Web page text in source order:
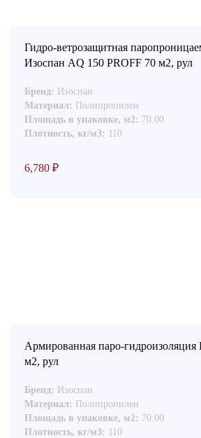
Гидро-ветрозащитная
Изоспан AQ 150 PROFF 70 м2, рул
Бренд: Изоспан
Материал: Полипропилен
Площадь в упаковке, м2: 70.00
Плотность, кг/м3: 110
6,780 ₽
Армированная паро-
м2, рул
Бренд: Изоспан
Материал: Полипропилен
Площадь в упаковке, м2: 70.00
Плотность, кг/м3: 110